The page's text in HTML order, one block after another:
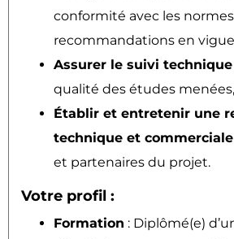
conformité avec les
recommandations en
Assurer le suivi technique
qualité des études menées,
Établir et entretenir une
technique et commerciale
et partenaires du projet.
Votre profil :
Formation : Diplômé(e)